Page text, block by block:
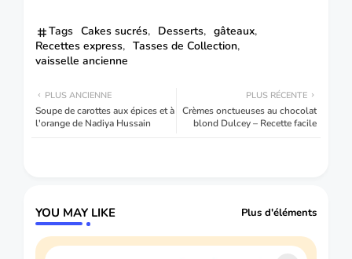
Tags Cakes sucrés Desserts
gâteaux
Recettes express
Tasses de Collection
vaisselle ancienne
PLUS RÉCENTE
Crèmes onctueuses au chocolat
blond Dulcey – Recette facile
PLUS ANCIENNE
Soupe de carottes aux épices et à
l'orange de Nadiya Hussain
YOU MAY LIKE Plus d'éléments